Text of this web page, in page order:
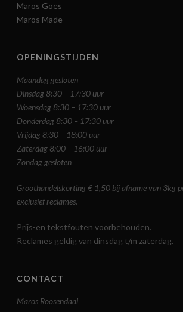
Maros Goes
Maros Made
OPENINGSTIJDEN
Maandag gesloten
Dinsdag 8:30 – 17:30 uur
Woensdag 8:30 – 17:30 uur
Donderdag 8:30 – 17:30 uur
Vrijdag 8:30 – 18:00 uur
Zaterdag 8:00 – 16:00 uur
Zondag gesloten
Groothandelskorting € 1,50 bij afname van 3kg
exclusief reclames.
Prijs-en tekstfouten voorbehouden.
Reclames geldig van dinsdag t/m zaterdag.
CONTACT
Maros Roosendaal